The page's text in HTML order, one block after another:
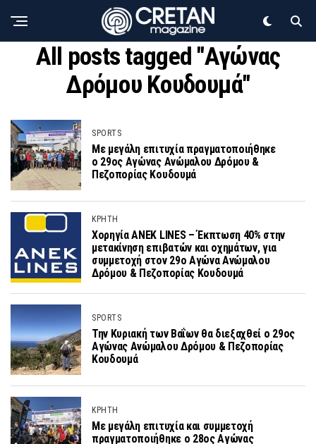
All posts tagged "Αγώνας
Δρόμου Κουδουμά"
SPORTS
Με μεγάλη επιτυχία πραγματοποιήθηκε
ο 29ος Αγώνας Ανώμαλου Δρόμου &
Πεζοπορίας Κουδουμά
ΚΡΗΤΗ
Χορηγία ANEK LINES – Έκπτωση 40% στην
μετακίνηση επιβατών και οχημάτων, για
συμμετοχή στον 29ο Αγώνα Ανώμαλου
Δρόμου & Πεζοπορίας Κουδουμά
SPORTS
Την Κυριακή των Βαΐων θα διεξαχθεί ο 29ος
Αγώνας Ανώμαλου Δρόμου & Πεζοπορίας
Κουδουμά
ΚΡΗΤΗ
Με μεγάλη επιτυχία και συμμετοχή
πραγματοποιήθηκε ο 28ος Αγώνας